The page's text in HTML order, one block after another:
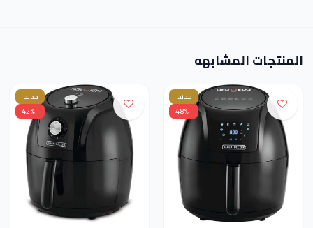
المنتجات المشابهه
جديد
-48%
جديد
-42%